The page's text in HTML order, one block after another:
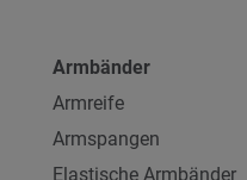
Armbänder
Armreife
Armspangen
Elastische Armbänder